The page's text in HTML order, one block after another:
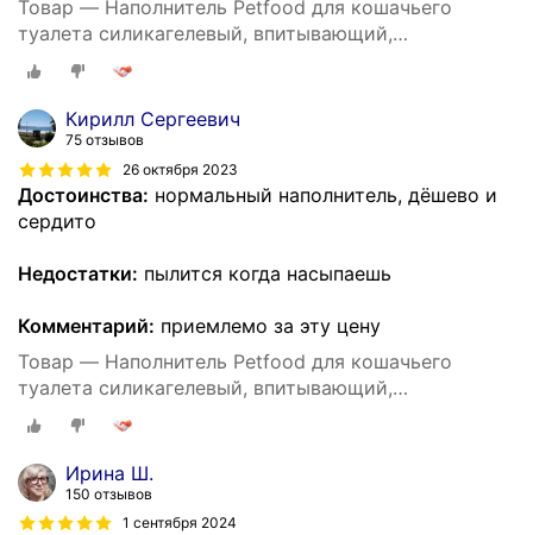
Товар — Наполнитель Petfood для кошачьего
туалета силикагелевый, впитывающий,
кристаллический, зеленые гранулы, 20 кг, 50 л.
Кирилл Сергеевич
75 отзывов
26 октября 2023
Достоинства: нормальный наполнитель, дёшево и
сердито
Недостатки: пылится когда насыпаешь
Комментарий: приемлемо за эту цену
Товар — Наполнитель Petfood для кошачьего
туалета силикагелевый, впитывающий,
кристаллический, зеленые гранулы, 20 кг, 50 л.
Ирина Ш.
150 отзывов
1 сентября 2024